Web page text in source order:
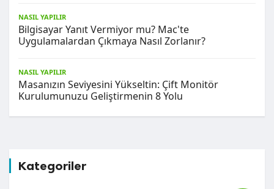
NASIL YAPILIR
Bilgisayar Yanıt Vermiyor mu? Mac'te
Uygulamalardan Çıkmaya Nasıl Zorlanır?
NASIL YAPILIR
Masanızın Seviyesini Yükseltin: Çift Monitör
Kurulumunuzu Geliştirmenin 8 Yolu
Kategoriler